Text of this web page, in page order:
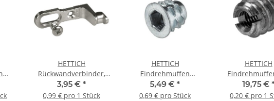
HETTICH
Rückwandverbinder,
Zinkdruckguss
vernickelt, 4 Stück
3,95 € *
0,99 € pro 1 Stück
HETTICH
Eindrehmuffen
M6/10mm, verzinkt, 8
Stück
5,49 € *
0,69 € pro Stück
HETTICH
Innengewinde,
mm, Stahl
19,75 €
0,20 € pro 1